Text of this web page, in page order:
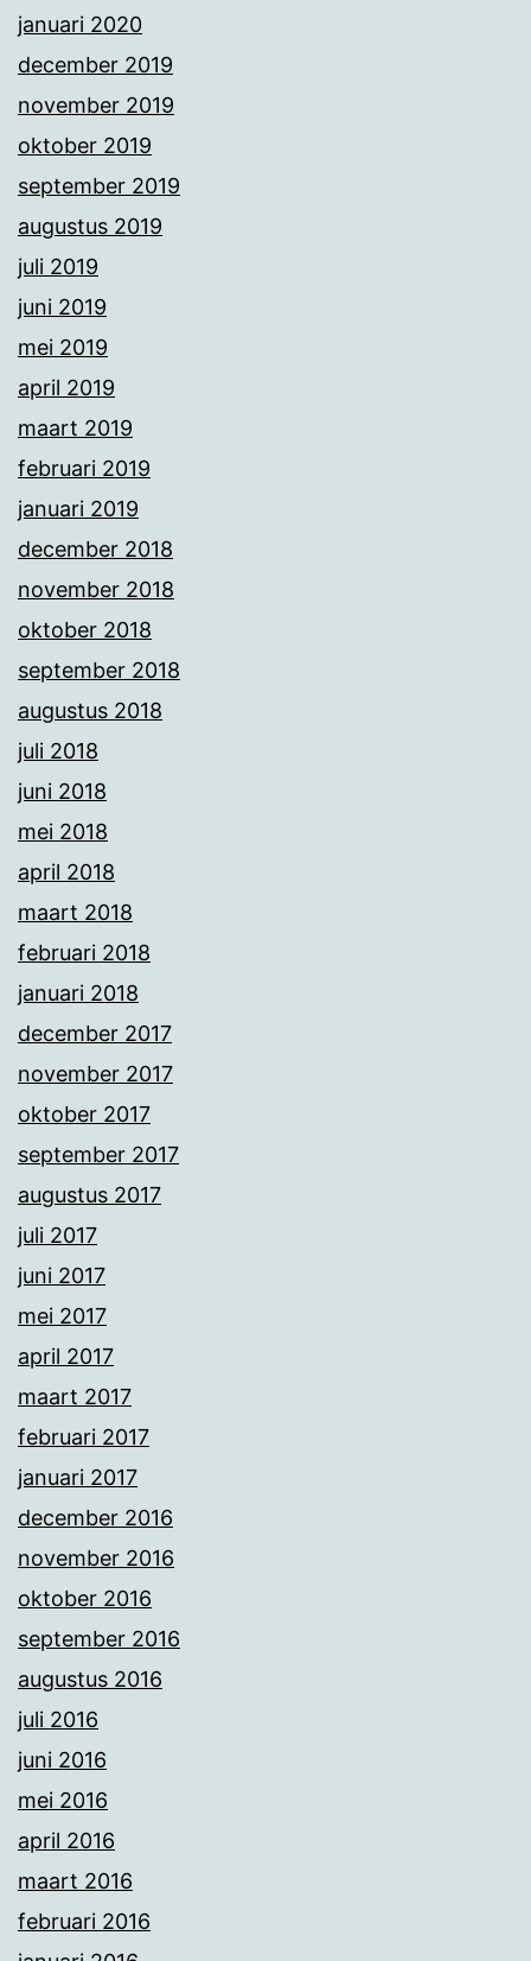
januari 2020
december 2019
november 2019
oktober 2019
september 2019
augustus 2019
juli 2019
juni 2019
mei 2019
april 2019
maart 2019
februari 2019
januari 2019
december 2018
november 2018
oktober 2018
september 2018
augustus 2018
juli 2018
juni 2018
mei 2018
april 2018
maart 2018
februari 2018
januari 2018
december 2017
november 2017
oktober 2017
september 2017
augustus 2017
juli 2017
juni 2017
mei 2017
april 2017
maart 2017
februari 2017
januari 2017
december 2016
november 2016
oktober 2016
september 2016
augustus 2016
juli 2016
juni 2016
mei 2016
april 2016
maart 2016
februari 2016